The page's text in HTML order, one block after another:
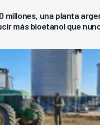
millones, una planta
más bioetanol que